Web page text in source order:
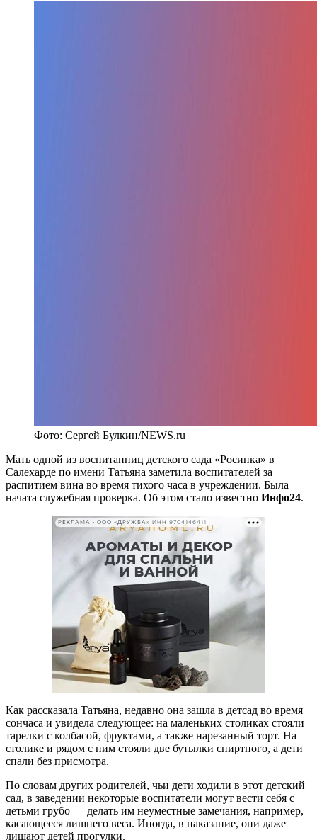
Фото: Сергей Булкин/NEWS.ru
Мать одной из воспитанниц детского сада «Росинка» в
Салехарде по имени Татьяна заметила воспитателей за
распитием вина во время тихого часа в учреждении. Была
начата служебная проверка. Об этом стало известно Инфо24.
РЕКЛАМА • ООО «ДРУЖБА» ИНН 9704146411
Как рассказала Татьяна, недавно она зашла в детсад во время
сончаса и увидела следующее: на маленьких столиках стояли
тарелки с колбасой, фруктами, а также нарезанный торт. На
столике и рядом с ним стояли две бутылки спиртного, а дети
спали без присмотра.
По словам других родителей, чьи дети ходили в этот детский
сад, в заведении некоторые воспитатели могут вести себя с
детьми грубо — делать им неуместные замечания, например,
касающееся лишнего веса. Иногда, в наказание, они даже
лишают детей прогулки.